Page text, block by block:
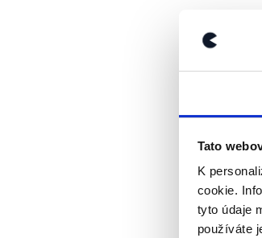
Tato
K
cookie.
tyto údaje
používáte